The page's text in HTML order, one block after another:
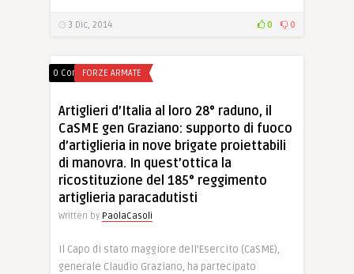
3 Dic, 2014 0 0
0 CommentsFORZE ARMATE
Artiglieri d’Italia al loro 28° raduno, il
CaSME gen Graziano: supporto di fuoco
d’artiglieria in nove brigate proiettabili
di manovra. In quest’ottica la
ricostituzione del 185° reggimento
artiglieria paracadutisti
Written by PaolaCasoli
Il Capo di stato maggiore dell’Esercito (CaSME),
generale Claudio Graziano, ha partecipato